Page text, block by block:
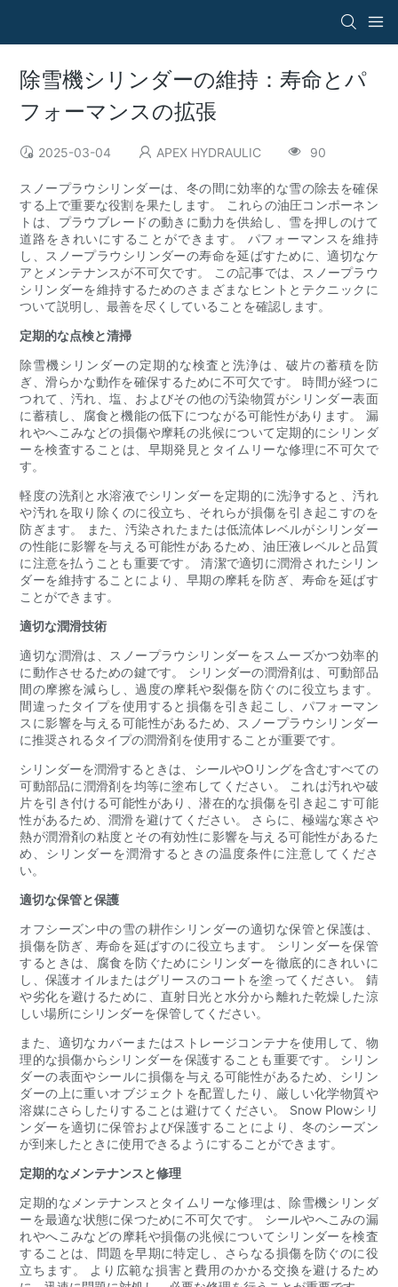
除雪機シリンダーの維持：寿命とパ
フォーマンスの拡張
2025-03-04 APEX HYDRAULIC 90
スノープラウシリンダーは、冬の間に効率的な雪の除去を確保
する上で重要な役割を果たします。 これらの油圧コンポーネン
トは、プラウブレードの動きに動力を供給し、雪を押しのけて
道路をきれいにすることができます。 パフォーマンスを維持
し、スノープラウシリンダーの寿命を延ばすために、適切なケ
アとメンテナンスが不可欠です。 この記事では、スノープラウ
シリンダーを維持するためのさまざまなヒントとテクニックに
ついて説明し、最善を尽くしていることを確認します。
定期的な点検と清掃
除雪機シリンダーの定期的な検査と洗浄は、破片の蓄積を防
ぎ、滑らかな動作を確保するために不可欠です。 時間が経つに
つれて、汚れ、塩、およびその他の汚染物質がシリンダー表面
に蓄積し、腐食と機能の低下につながる可能性があります。 漏
れやへこみなどの損傷や摩耗の兆候について定期的にシリンダ
ーを検査することは、早期発見とタイムリーな修理に不可欠で
す。
軽度の洗剤と水溶液でシリンダーを定期的に洗浄すると、汚れ
や汚れを取り除くのに役立ち、それらが損傷を引き起こすのを
防ぎます。 また、汚染されたまたは低流体レベルがシリンダー
の性能に影響を与える可能性があるため、油圧液レベルと品質
に注意を払うことも重要です。 清潔で適切に潤滑されたシリン
ダーを維持することにより、早期の摩耗を防ぎ、寿命を延ばす
ことができます。
適切な潤滑技術
適切な潤滑は、スノープラウシリンダーをスムーズかつ効率的
に動作させるための鍵です。 シリンダーの潤滑剤は、可動部品
間の摩擦を減らし、過度の摩耗や裂傷を防ぐのに役立ちます。
間違ったタイプを使用すると損傷を引き起こし、パフォーマン
スに影響を与える可能性があるため、スノープラウシリンダー
に推奨されるタイプの潤滑剤を使用することが重要です。
シリンダーを潤滑するときは、シールやOリングを含むすべての
可動部品に潤滑剤を均等に塗布してください。 これは汚れや破
片を引き付ける可能性があり、潜在的な損傷を引き起こす可能
性があるため、潤滑を避けてください。 さらに、極端な寒さや
熱が潤滑剤の粘度とその有効性に影響を与える可能性があるた
め、シリンダーを潤滑するときの温度条件に注意してくださ
い。
適切な保管と保護
オフシーズン中の雪の耕作シリンダーの適切な保管と保護は、
損傷を防ぎ、寿命を延ばすのに役立ちます。 シリンダーを保管
するときは、腐食を防ぐためにシリンダーを徹底的にきれいに
し、保護オイルまたはグリースのコートを塗ってください。 錆
や劣化を避けるために、直射日光と水分から離れた乾燥した涼
しい場所にシリンダーを保管してください。
また、適切なカバーまたはストレージコンテナを使用して、物
理的な損傷からシリンダーを保護することも重要です。 シリン
ダーの表面やシールに損傷を与える可能性があるため、シリン
ダーの上に重いオブジェクトを配置したり、厳しい化学物質や
溶媒にさらしたりすることは避けてください。 Snow Plowシリ
ンダーを適切に保管および保護することにより、冬のシーズン
が到来したときに使用できるようにすることができます。
定期的なメンテナンスと修理
定期的なメンテナンスとタイムリーな修理は、除雪機シリンダ
ーを最適な状態に保つために不可欠です。 シールやへこみの漏
れやへこみなどの摩耗や損傷の兆候についてシリンダーを検査
することは、問題を早期に特定し、さらなる損傷を防ぐのに役
立ちます。 より広範な損害と費用のかかる交換を避けるため